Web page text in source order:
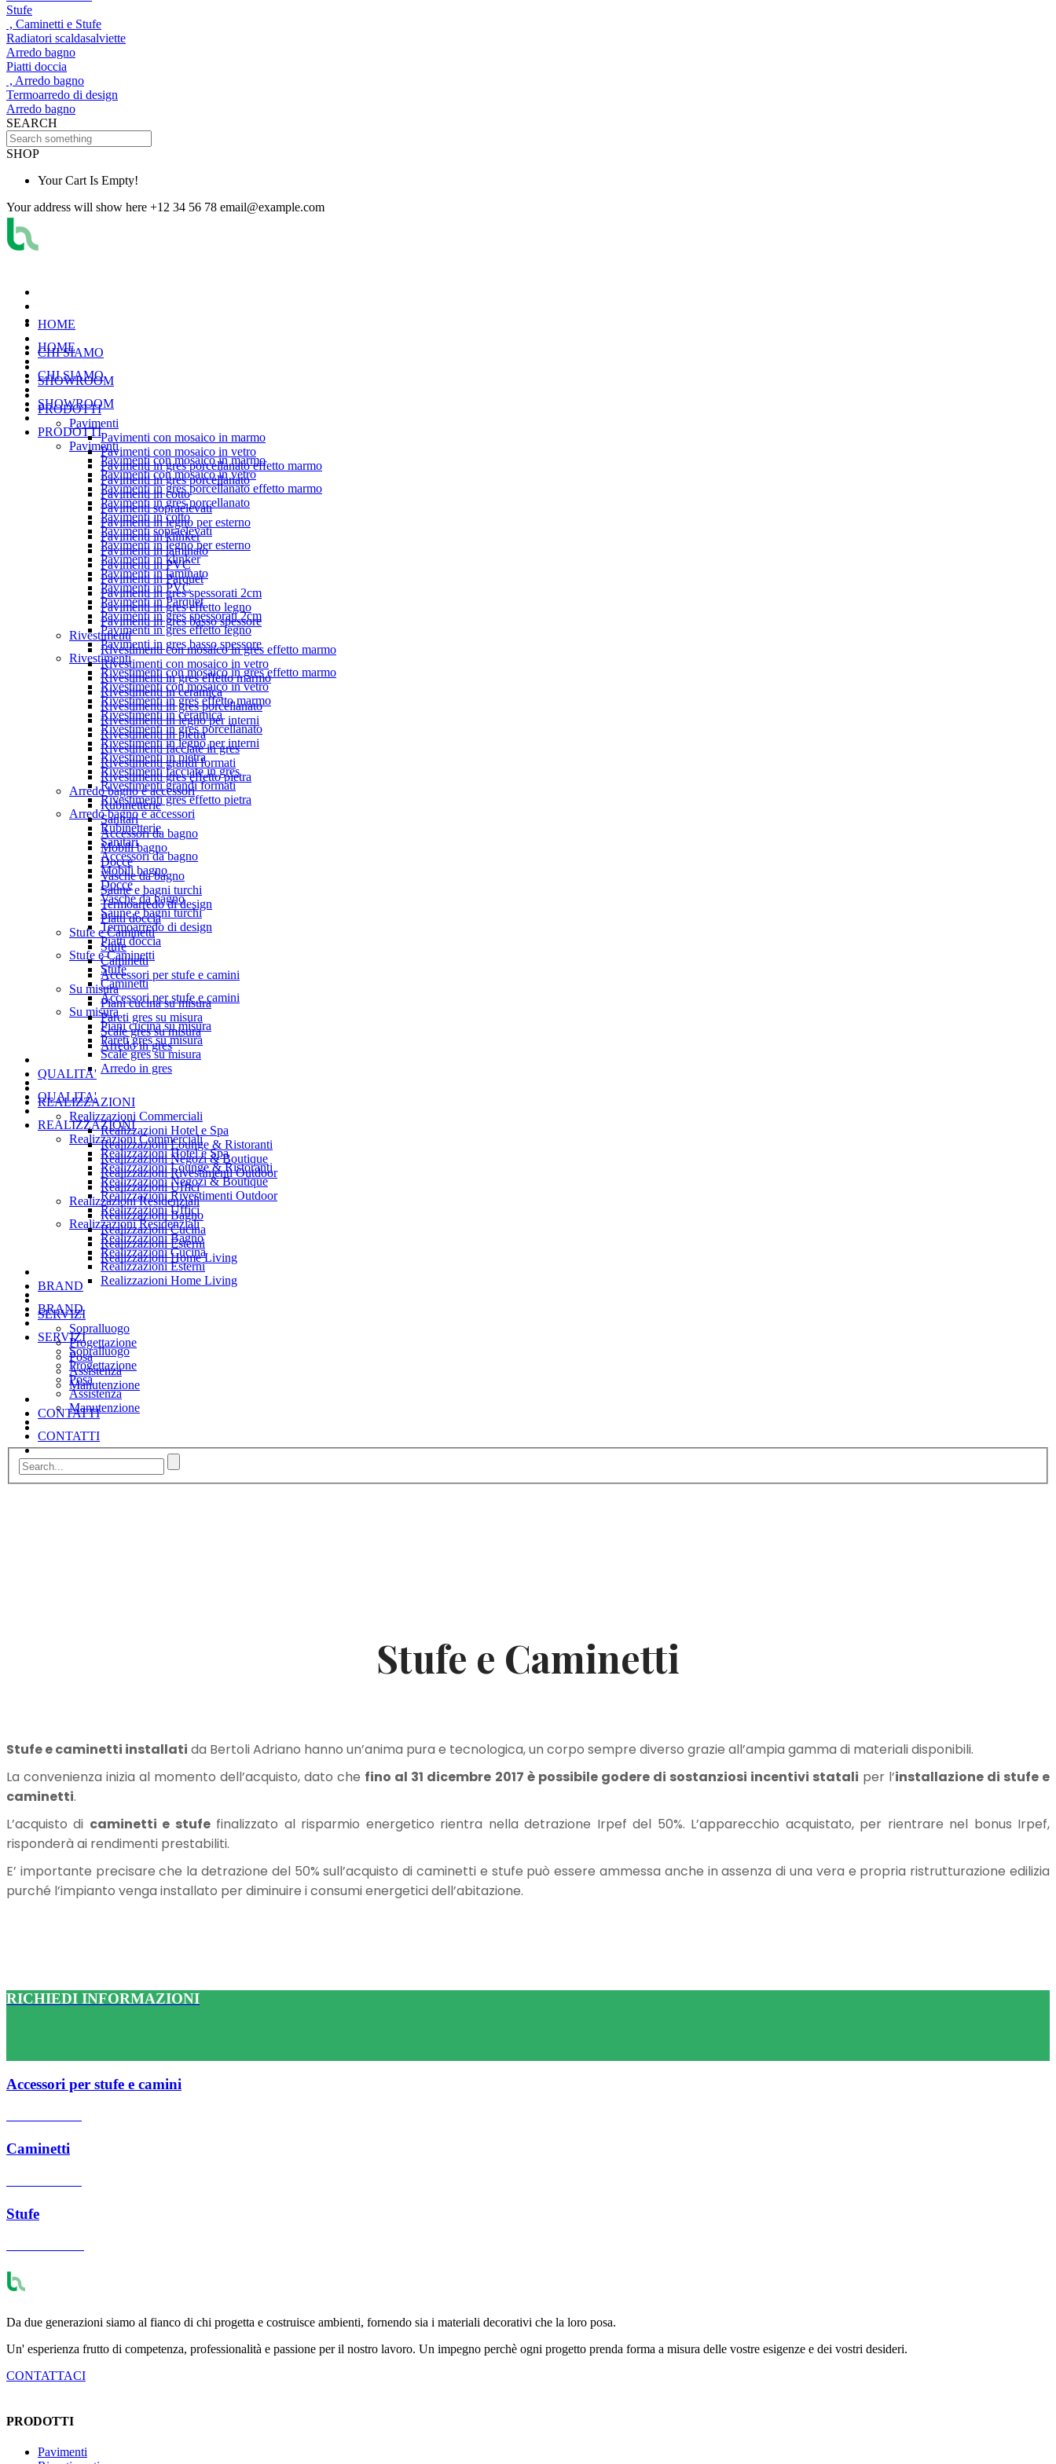
Stufe
, Caminetti e Stufe
Radiatori scaldasalviette
Arredo bagno
Piatti doccia
, Arredo bagno
Termoarredo di design
Arredo bagno
SEARCH
SHOP
Your Cart Is Empty!
Your address will show here +12 34 56 78 email@example.com
HOME
CHI SIAMO
SHOWROOM
PRODOTTI
Pavimenti
Pavimenti con mosaico in marmo
Pavimenti con mosaico in vetro
Pavimenti in gres porcellanato effetto marmo
Pavimenti in gres porcellanato
Pavimenti in cotto
Pavimenti sopraelevati
Pavimenti in legno per esterno
Pavimenti in klinker
Pavimenti in laminato
Pavimenti in PVC
Pavimenti in Parquet
Pavimenti in gres spessorati 2cm
Pavimenti in gres effetto legno
Pavimenti in gres basso spessore
Rivestimenti
Rivestimenti con mosaico in gres effetto marmo
Rivestimenti con mosaico in vetro
Rivestimenti in gres effetto marmo
Rivestimenti in ceramica
Rivestimenti in gres porcellanato
Rivestimenti in legno per interni
Rivestimenti in pietra
Rivestimenti facciate in gres
Rivestimenti grandi formati
Rivestimenti gres effetto pietra
Arredo bagno e accessori
Rubinetterie
Sanitari
Accessori da bagno
Mobili bagno
Docce
Vasche da bagno
Saune e bagni turchi
Termoarredo di design
Piatti doccia
Stufe e Caminetti
Stufe
Caminetti
Accessori per stufe e camini
Su misura
Piani cucina su misura
Pareti gres su misura
Scale gres su misura
Arredo in gres
QUALITA'
REALIZZAZIONI
Realizzazioni Commerciali
Realizzazioni Hotel e Spa
Realizzazioni Lounge & Ristoranti
Realizzazioni Negozi & Boutique
Realizzazioni Rivestimenti Outdoor
Realizzazioni Uffici
Realizzazioni Residenziali
Realizzazioni Bagno
Realizzazioni Cucina
Realizzazioni Esterni
Realizzazioni Home Living
BRAND
SERVIZI
Sopralluogo
Progettazione
Posa
Assistenza
Manutenzione
CONTATTI
HOME
CHI SIAMO
SHOWROOM
PRODOTTI
Pavimenti
Pavimenti con mosaico in marmo
Pavimenti con mosaico in vetro
Pavimenti in gres porcellanato effetto marmo
Pavimenti in gres porcellanato
Pavimenti in cotto
Pavimenti sopraelevati
Pavimenti in legno per esterno
Pavimenti in klinker
Pavimenti in laminato
Pavimenti in PVC
Pavimenti in Parquet
Pavimenti in gres spessorati 2cm
Pavimenti in gres effetto legno
Pavimenti in gres basso spessore
Rivestimenti
Rivestimenti con mosaico in gres effetto marmo
Rivestimenti con mosaico in vetro
Rivestimenti in gres effetto marmo
Rivestimenti in ceramica
Rivestimenti in gres porcellanato
Rivestimenti in legno per interni
Rivestimenti in pietra
Rivestimenti facciate in gres
Rivestimenti grandi formati
Rivestimenti gres effetto pietra
Arredo bagno e accessori
Rubinetterie
Sanitari
Accessori da bagno
Mobili bagno
Docce
Vasche da bagno
Saune e bagni turchi
Termoarredo di design
Piatti doccia
Stufe e Caminetti
Stufe
Caminetti
Accessori per stufe e camini
Su misura
Piani cucina su misura
Pareti gres su misura
Scale gres su misura
Arredo in gres
QUALITA'
REALIZZAZIONI
Realizzazioni Commerciali
Realizzazioni Hotel e Spa
Realizzazioni Lounge & Ristoranti
Realizzazioni Negozi & Boutique
Realizzazioni Rivestimenti Outdoor
Realizzazioni Uffici
Realizzazioni Residenziali
Realizzazioni Bagno
Realizzazioni Cucina
Realizzazioni Esterni
Realizzazioni Home Living
BRAND
SERVIZI
Sopralluogo
Progettazione
Posa
Assistenza
Manutenzione
CONTATTI
Stufe e Caminetti
Stufe e caminetti installati da Bertoli Adriano hanno un’anima pura e tecnologica, un corpo sempre diverso grazie all’ampia gamma di materiali disponibili.
La convenienza inizia al momento dell’acquisto, dato che fino al 31 dicembre 2017 è possibile godere di sostanziosi incentivi statali per l’installazione di stufe e
caminetti.
L’acquisto di caminetti e stufefinalizzato al risparmio energetico rientra nella detrazione Irpef del 50%. L’apparecchio acquistato, per rientrare nel bonus Irpef,
risponderà ai rendimenti prestabiliti.
E’ importante precisare che la detrazione del 50% sull’acquisto di caminetti e stufe può essere ammessa anche in assenza di una vera e propria ristrutturazione edilizia
purché l’impianto venga installato per diminuire i consumi energetici dell’abitazione.
RICHIEDI INFORMAZIONI
Accessori per stufe e camini
Caminetti
Stufe
Da due generazioni siamo al fianco di chi progetta e costruisce ambienti, fornendo sia i materiali decorativi che la loro posa.
Un' esperienza frutto di competenza, professionalità e passione per il nostro lavoro. Un impegno perchè ogni progetto prenda forma a misura delle vostre esigenze e dei vostri desideri.
CONTATTACI
PRODOTTI
Pavimenti